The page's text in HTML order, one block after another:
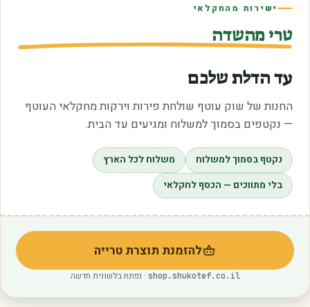
ישירות מהחקלאי
טרי מהשדה
עד הדלת שלכם
החנות של שוק עוטף שולחת פירות וירקות מחקלאי העוטף
— נקטפים בסמוך למשלוח ומגיעים עד הבית.
נקטף בסמוך למשלוח
משלוח לכל הארץ
בלי מתווכים — הכסף לחקלאי
להזמנת תוצרת טרייה
(נפתח בלשונית חדשה)
shop.shukotef.co.il · נפתח בלשונית חדשה